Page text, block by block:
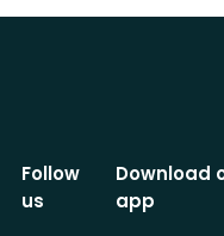
Follow
us
Download
app